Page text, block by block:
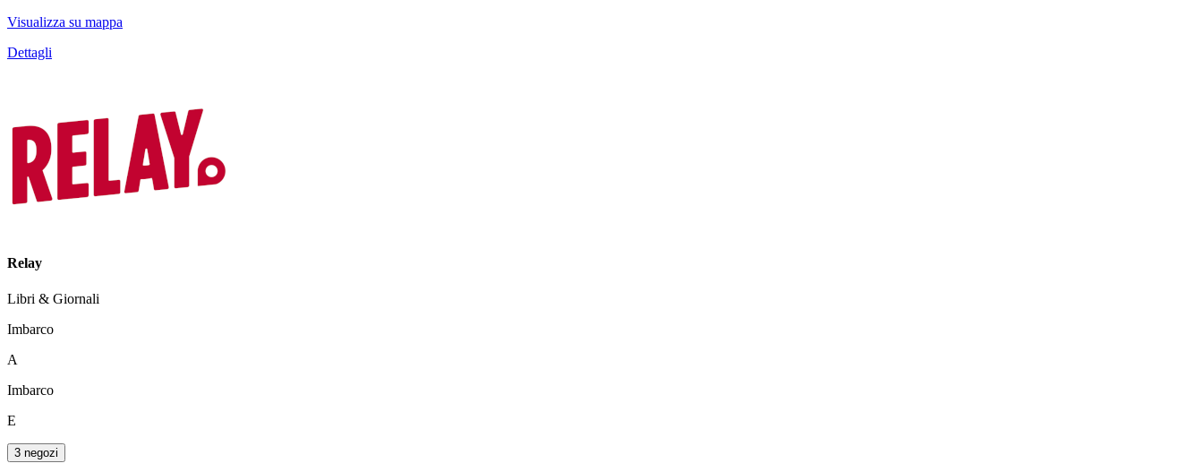
Visualizza su mappa
Dettagli
Relay
Libri & Giornali
Imbarco
A
Imbarco
E
3 negozi